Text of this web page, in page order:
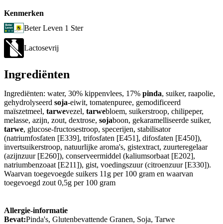
Kenmerken
Beter Leven 1 Ster
Lactosevrij
Ingrediënten
Ingrediënten: water, 30% kippenvlees, 17% pinda, suiker, raapolie,
gehydrolyseerd soja-eiwit, tomatenpuree, gemodificeerd
maïszetmeel, tarwevezel, tarwebloem, suikerstroop, chilipeper,
melasse, azijn, zout, dextrose, sojaboon, gekaramelliseerde suiker,
tarwe, glucose-fructosestroop, specerijen, stabilisator
(natriumfosfaten [E339], trifosfaten [E451], difosfaten [E450]),
invertsuikerstroop, natuurlijke aroma's, gistextract, zuurteregelaar
(azijnzuur [E260]), conserveermiddel (kaliumsorbaat [E202],
natriumbenzoaat [E211]), gist, voedingszuur (citroenzuur [E330]).
Waarvan toegevoegde suikers 11g per 100 gram en waarvan
toegevoegd zout 0,5g per 100 gram
Allergie-informatie
Bevat:Pinda's, Glutenbevattende Granen, Soja, Tarwe